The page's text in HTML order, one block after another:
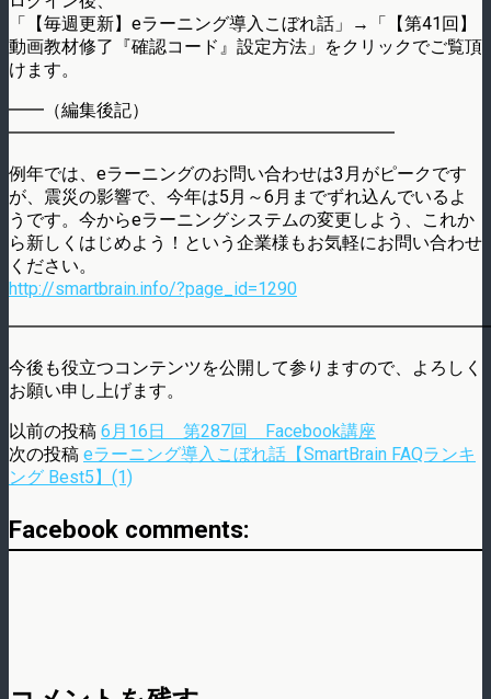
「【毎週更新】eラーニング導入こぼれ話」→「【第41回】
動画教材修了『確認コード』設定方法」をクリックでご覧頂
けます。
━━（編集後記）
━━━━━━━━━━━━━━━━━━━━━━
例年では、eラーニングのお問い合わせは3月がピークです
が、震災の影響で、今年は5月～6月までずれ込んでいるよ
うです。今からeラーニングシステムの変更しよう、これか
ら新しくはじめよう！という企業様もお気軽にお問い合わせ
ください。
http://smartbrain.info/?page_id=1290
今後も役立つコンテンツを公開して参りますので、よろしく
お願い申し上げます。
以前の投稿 6月16日 第287回 Facebook講座
次の投稿 eラーニング導入こぼれ話【SmartBrain FAQランキ
ング Best5】(1)
Facebook comments: